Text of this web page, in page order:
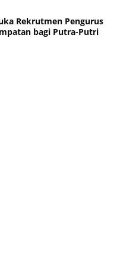
Rekrutmen Pengurus
bagi Putra-Putri